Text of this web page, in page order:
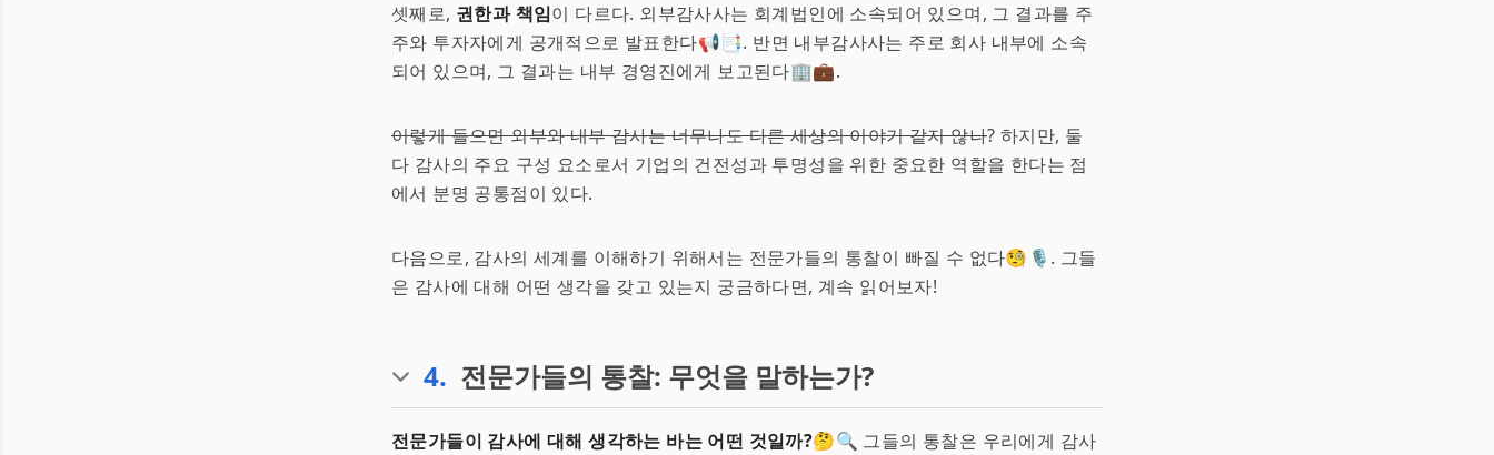
셋째로, 권한과 책임이 다르다. 외부감사사는 회계법인에 소속되어 있으며, 그 결과를 주
주와 투자자에게 공개적으로 발표한다📢📑. 반면 내부감사사는 주로 회사 내부에 소속
되어 있으며, 그 결과는 내부 경영진에게 보고된다🏢💼.
이렇게 들으면 외부와 내부 감사는 너무나도 다른 세상의 이야기 같지 않나? 하지만, 둘
다 감사의 주요 구성 요소로서 기업의 건전성과 투명성을 위한 중요한 역할을 한다는 점
에서 분명 공통점이 있다.
다음으로, 감사의 세계를 이해하기 위해서는 전문가들의 통찰이 빠질 수 없다🧐🎙️. 그들
은 감사에 대해 어떤 생각을 갖고 있는지 궁금하다면, 계속 읽어보자!
4. 전문가들의 통찰: 무엇을 말하는가?
전문가들이 감사에 대해 생각하는 바는 어떤 것일까?🤔🔍 그들의 통찰은 우리에게 감사